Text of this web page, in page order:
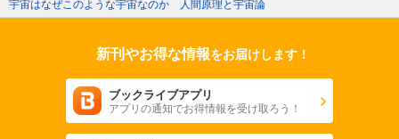
新刊やお得な情報をお届けします！
ブックライブアプリ
アプリの通知でお得情報を受け取ろう！